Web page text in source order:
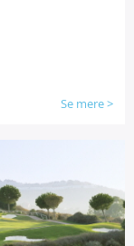
Se mere>